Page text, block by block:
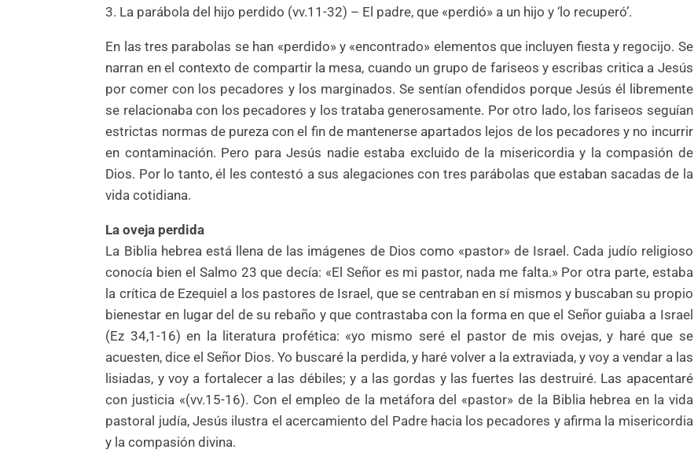
3. La parábola del hijo perdido (vv.11-32) – El padre, que «perdió» a un hijo y ‘lo recuperó’.
En las tres parabolas se han «perdido» y «encontrado» elementos que incluyen fiesta y regocijo. Se
narran en el contexto de compartir la mesa, cuando un grupo de fariseos y escribas critica a Jesús
por comer con los pecadores y los marginados. Se sentían ofendidos porque Jesús él libremente
se relacionaba con los pecadores y los trataba generosamente. Por otro lado, los fariseos seguían
estrictas normas de pureza con el fin de mantenerse apartados lejos de los pecadores y no incurrir
en contaminación. Pero para Jesús nadie estaba excluido de la misericordia y la compasión de
Dios. Por lo tanto, él les contestó a sus alegaciones con tres parábolas que estaban sacadas de la
vida cotidiana.
La oveja perdida
La Biblia hebrea está llena de las imágenes de Dios como «pastor» de Israel. Cada judío religioso
conocía bien el Salmo 23 que decía: «El Señor es mi pastor, nada me falta.» Por otra parte, estaba
la crítica de Ezequiel a los pastores de Israel, que se centraban en sí mismos y buscaban su propio
bienestar en lugar del de su rebaño y que contrastaba con la forma en que el Señor guiaba a Israel
(Ez 34,1-16) en la literatura profética: «yo mismo seré el pastor de mis ovejas, y haré que se
acuesten, dice el Señor Dios. Yo buscaré la perdida, y haré volver a la extraviada, y voy a vendar a las
lisiadas, y voy a fortalecer a las débiles; y a las gordas y las fuertes las destruiré. Las apacentaré
con justicia «(vv.15-16). Con el empleo de la metáfora del «pastor» de la Biblia hebrea en la vida
pastoral judía, Jesús ilustra el acercamiento del Padre hacia los pecadores y afirma la misericordia
y la compasión divina.